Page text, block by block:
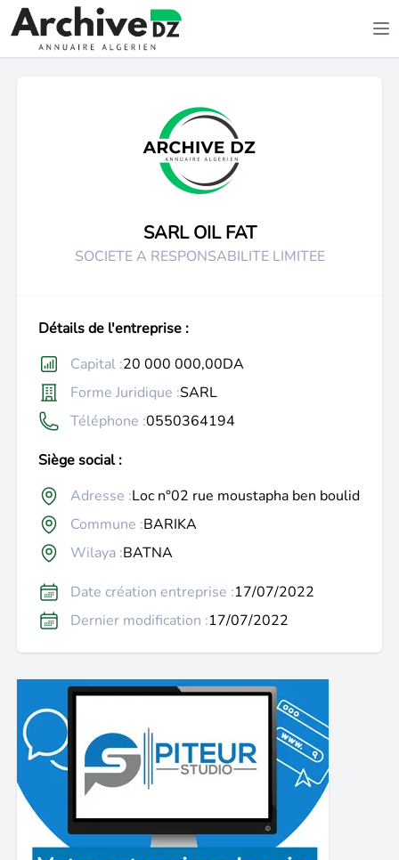
SARL OIL FAT
SOCIETE A RESPONSABILITE LIMITEE
Détails de l'entreprise :
Capital :20 000 000,00DA
Forme Juridique :SARL
Téléphone :0550364194
Siège social :
Adresse :Loc n°02 rue moustapha ben boulid
Commune :BARIKA
Wilaya :BATNA
Date création entreprise :17/07/2022
Dernier modification :17/07/2022